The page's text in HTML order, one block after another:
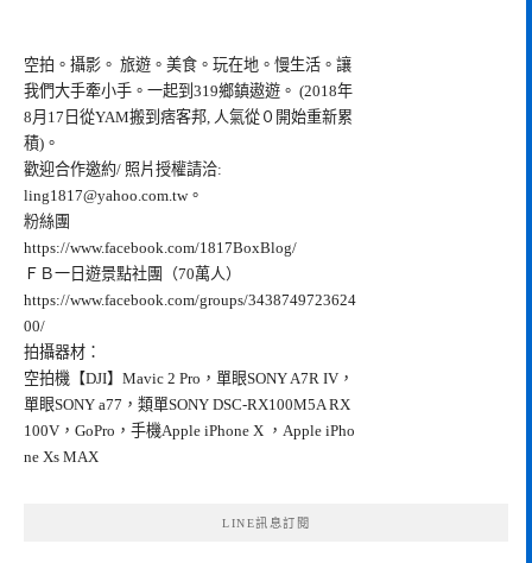
空拍。攝影。 旅遊。美食。玩在地。慢生活。讓
我們大手牽小手。一起到319鄉鎮遨遊。 (2018年
8月17日從YAM搬到痞客邦, 人氣從０開始重新累
積)。
歡迎合作邀約/ 照片授權請洽:
ling1817@yahoo.com.tw。
粉絲團
https://www.facebook.com/1817BoxBlog/
ＦＢ一日遊景點社團（70萬人）
https://www.facebook.com/groups/3438749723624
00/
拍攝器材：
空拍機【DJI】Mavic 2 Pro，單眼SONY A7R IV，
單眼SONY a77，類單SONY DSC-RX100M5A RX
100V，GoPro，手機Apple iPhone X ，Apple iPho
ne Xs MAX
LINE訊息訂閱